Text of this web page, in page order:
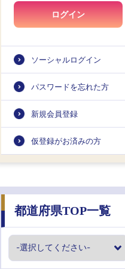
ログイン
ソーシャルログイン
パスワードを忘れた方
新規会員登録
仮登録がお済みの方
都道府県TOP一覧